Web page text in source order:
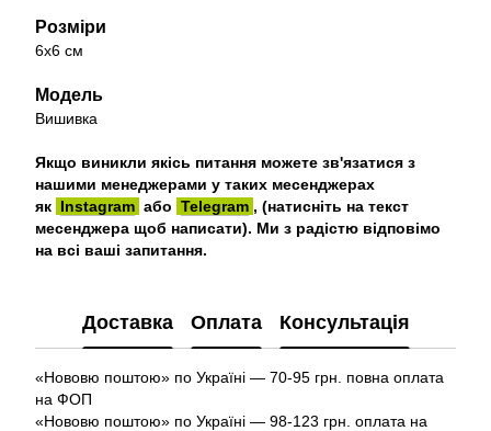
Розміри
6х6 см
Модель
Вишивка
Якщо виникли якісь питання можете зв'язатися з
нашими менеджерами у таких месенджерах
як Instagram або Telegram , (натисніть на текст
месенджера щоб написати). Ми з радістю відповімо
на всі ваші запитання.
Доставка Оплата Консультація
«Нововю поштою» по Україні — 70-95 грн. повна оплата
на ФОП
«Нововю поштою» по Україні — 98-123 грн. оплата на